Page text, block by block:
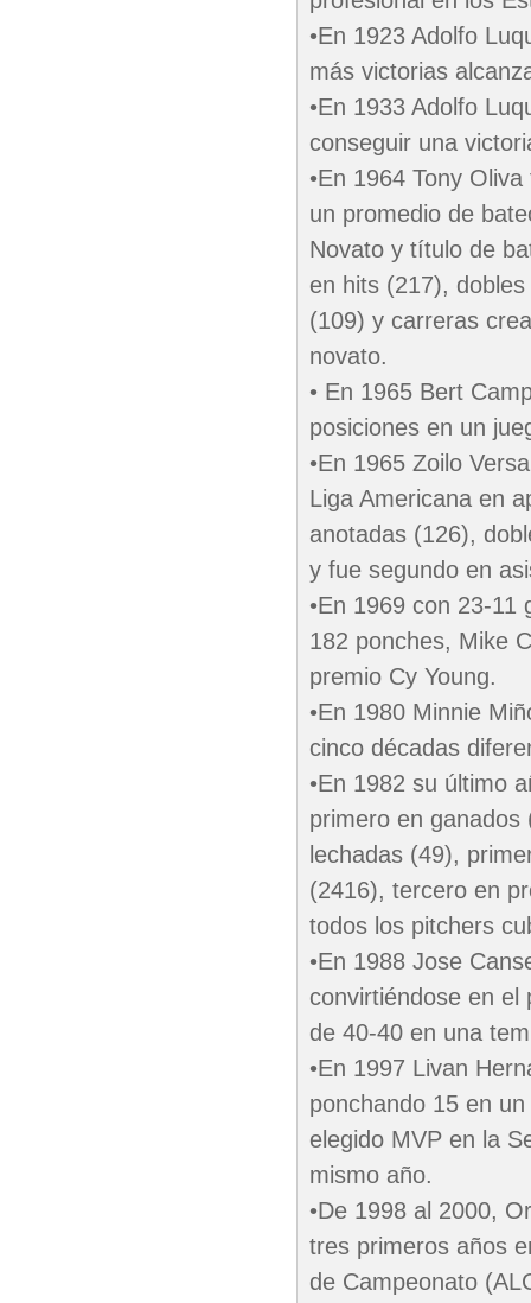
•En 1923 Adolfo
más victorias
•En 1933 Adolfo
conseguir una
•En 1964 Tony
un promedio de
Novato y título de
en hits (217),
(109) y carreras
novato.
• En 1965 Bert
posiciones en un
•En 1965 Zoilo
Liga Americana en
anotadas (126),
y fue segundo en
•En 1969 con 23-
182 ponches, Mike
premio Cy Young.
•En 1980 Minnie
cinco décadas
•En 1982 su último
primero en
lechadas (49),
(2416), tercero en
todos los pitchers
•En 1988 Jose
convirtiéndose en el
de 40-40 en una
•En 1997 Livan
ponchando 15 en
elegido MVP en la
mismo año.
•De 1998 al 2000,
tres primeros años
de Campeonato